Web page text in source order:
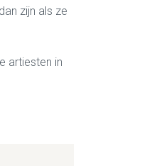
zijn als ze
artiesten in